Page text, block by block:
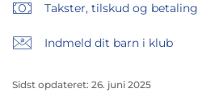
Takster, tilskud og betaling
Indmeld dit barn i klub
Sidst opdateret: 26. juni 2025